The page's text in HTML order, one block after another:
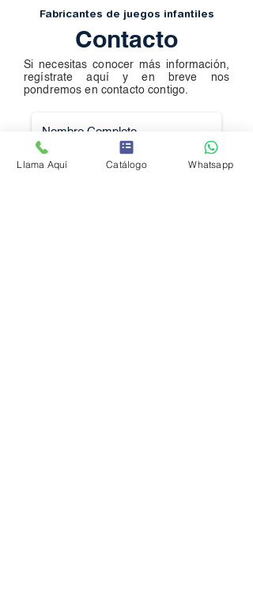
Fabricantes de juegos infantiles
Contacto
Si necesitas conocer más información,
regístrate aquí y en breve nos
pondremos en contacto contigo.
Llama Aquí Catálogo Whatsapp